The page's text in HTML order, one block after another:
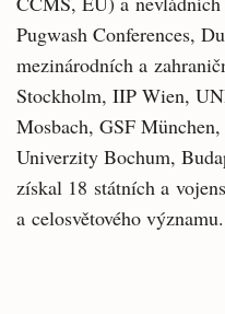
Pugwash Conferences,
mezinárodních a
Stockholm, IIP Wien,
Mosbach, GSF
Univerzity Bochum,
získal 18 státních a
a celosvětového významu.